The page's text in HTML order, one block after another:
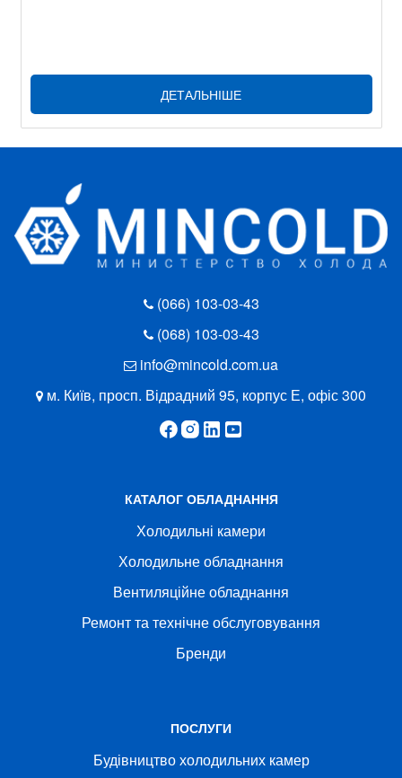
ДЕТАЛЬНІШЕ
(066) 103-03-43
(068) 103-03-43
info@mincold.com.ua
м. Київ, просп. Відрадний 95, корпус Е, офіс 300
КАТАЛОГ ОБЛАДНАННЯ
Холодильні камери
Холодильне обладнання
Вентиляційне обладнання
Ремонт та технічне обслуговування
Бренди
ПОСЛУГИ
Будівництво холодильних камер